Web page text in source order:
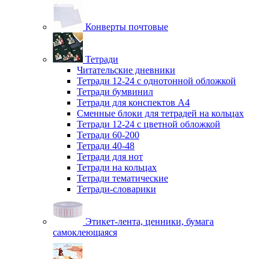
Конверты почтовые
Тетради
Читательские дневники
Тетради 12-24 с однотонной обложкой
Тетради бумвинил
Тетради для конспектов А4
Сменные блоки для тетрадей на кольцах
Тетради 12-24 с цветной обложкой
Тетради 60-200
Тетради 40-48
Тетради для нот
Тетради на кольцах
Тетради тематические
Тетради-словарики
Этикет-лента, ценники, бумага
самоклеющаяся